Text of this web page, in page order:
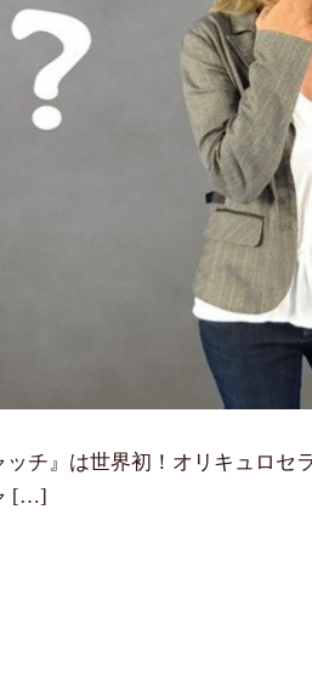
ッチ』は世界初！オリキュロ
[…]